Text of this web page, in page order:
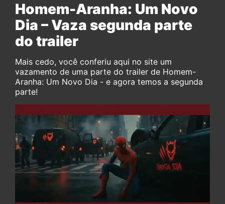
Homem-Aranha: Um Novo
Dia – Vaza segunda parte
do trailer
Mais cedo, você conferiu aqui no site um
vazamento de uma parte do trailer de Homem-
Aranha: Um Novo Dia - e agora temos a segunda
parte!